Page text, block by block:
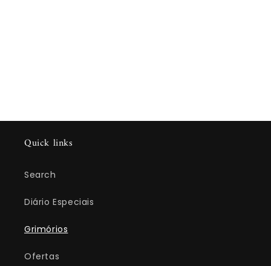
Quick links
Search
Diário Especiais
Grimórios
Ofertas